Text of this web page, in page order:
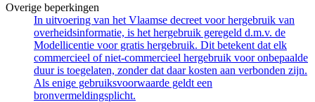
Overige beperkingen
In uitvoering van het Vlaamse decreet voor hergebruik van
overheidsinformatie, is het hergebruik geregeld d.m.v. de
Modellicentie voor gratis hergebruik. Dit betekent dat elk
commercieel of niet-commercieel hergebruik voor onbepaalde
duur is toegelaten, zonder dat daar kosten aan verbonden zijn.
Als enige gebruiksvoorwaarde geldt een
bronvermeldingsplicht.